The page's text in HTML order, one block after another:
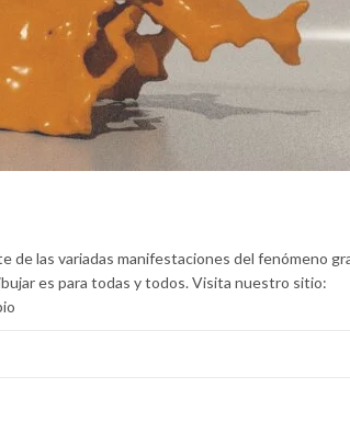
de las variadas manifestaciones del fenómeno
es para todas y todos. Visita nuestro sitio: